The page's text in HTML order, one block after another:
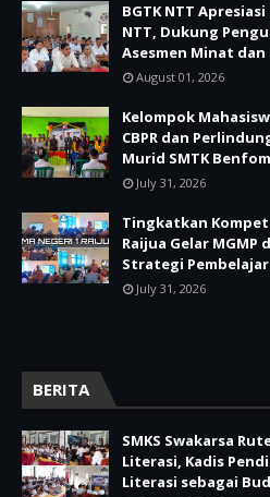
BGTK NTT
NTT, Dukung
Asesmen Minat dan
August 01, 2026
Kelompok
CBPR dan
Murid SMTK
July 31, 2026
Tingkatkan
Raijua Gelar MGMP
Strategi
July 31, 2026
BERITA
SMKS Swakarsa
Literasi, Kadis
Literasi sebagai